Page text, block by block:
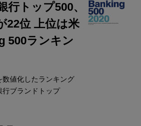
行トップ500、
22位 上位は米
500ランキン
値化したランキング
行ブランドトップ